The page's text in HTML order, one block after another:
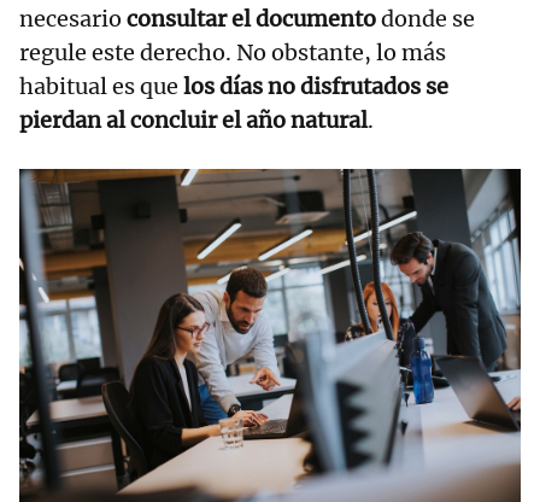
necesario consultar el documentodonde se
regule este derecho. No obstante, lo más
habitual es que los días no disfrutados se
pierdan al concluir el año natural.